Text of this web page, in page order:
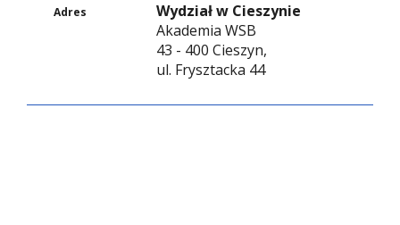
Adres
Wydział w Cieszynie
Akademia WSB
43 - 400 Cieszyn,
ul. Frysztacka 44